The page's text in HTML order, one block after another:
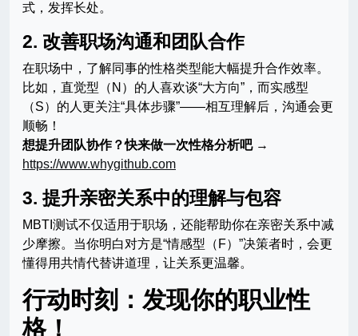
式，发挥长处。
2. 改善职场沟通和团队合作
在职场中，了解同事的性格类型能大幅提升合作效率。
比如，直觉型（N）的人喜欢谈“大方向”，而实感型
（S）的人更关注“具体步骤”——相互理解后，沟通会更
顺畅！
想提升团队协作？快来做一次性格分析吧→
https://www.whygithub.com
3. 提升亲密关系中的理解与包容
MBTI测试不仅适用于职场，还能帮助你在亲密关系中减
少摩擦。当你明白对方是“情感型（F）”决策者时，会更
懂得用共情代替讲道理，让关系更温馨。
行动时刻：发现你的职业性
格！